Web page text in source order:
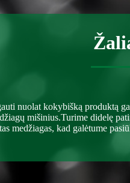
nuolat kokybišką produktą
mišinius.Turime didelę
medžiagas, kad galėtume